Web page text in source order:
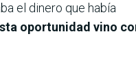
el dinero que había
oportunidad vino